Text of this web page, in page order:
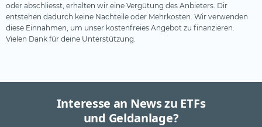
oder abschliesst, erhalten wir eine Vergütung des Anbieters. Dir
entstehen dadurch keine Nachteile oder Mehrkosten. Wir verwenden
diese Einnahmen, um unser kostenfreies Angebot zu finanzieren.
Vielen Dank für deine Unterstützung.
Interesse an News zu ETFs
und Geldanlage?